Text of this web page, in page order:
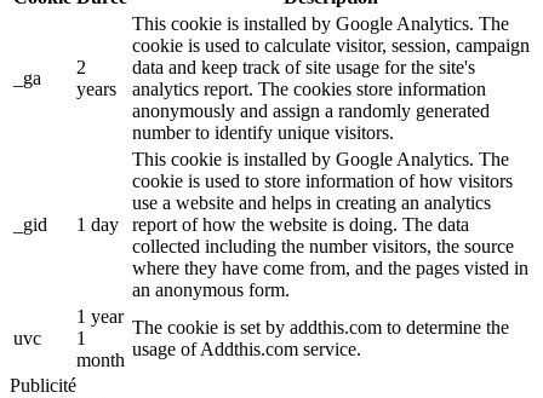
_ga
2
years
This cookie is installed by Google Analytics. The
cookie is used to calculate visitor, session, campaign
data and keep track of site usage for the site's
analytics report. The cookies store information
anonymously and assign a randomly generated
number to identify unique visitors.
_gid 1 day
This cookie is installed by Google Analytics. The
cookie is used to store information of how visitors
use a website and helps in creating an analytics
report of how the website is doing. The data
collected including the number visitors, the source
where they have come from, and the pages visted in
an anonymous form.
uvc
1 year
1
month
The cookie is set by addthis.com to determine the
usage of Addthis.com service.
Publicité